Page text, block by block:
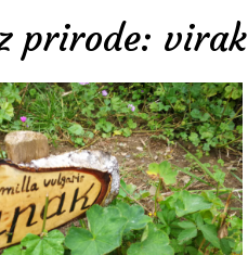
prirode: virak